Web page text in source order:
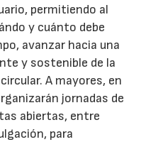
permitiendo al
y cuánto debe
avanzar hacia una
y sostenible de la
A mayores, en
jornadas de
abiertas, entre
para